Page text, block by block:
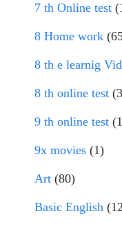
7 th Online test
8 Home work
8 th e learnig
8 th online test
9 th online test
9x movies (1)
Art (80)
Basic English